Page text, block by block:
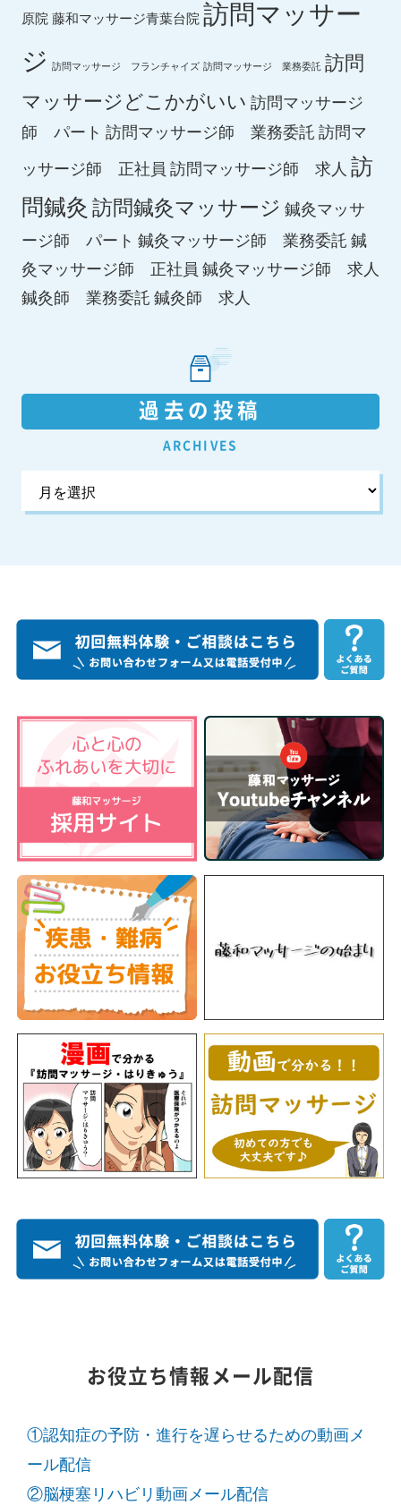
原院 藤和マッサージ青葉台院 訪問マッサー
ジ 訪問マッサージ フランチャイズ 訪問マッサージ 業務委託 訪問
マッサージどこかがいい 訪問マッサージ
師 パート 訪問マッサージ師 業務委託 訪問マ
ッサージ師 正社員 訪問マッサージ師 求人 訪
問鍼灸 訪問鍼灸マッサージ 鍼灸マッサ
ージ師 パート 鍼灸マッサージ師 業務委託 鍼
灸マッサージ師 正社員 鍼灸マッサージ師 求人
鍼灸師 業務委託 鍼灸師 求人
過去の投稿
ARCHIVES
お役立ち情報メール配信
①認知症の予防・進行を遅らせるための動画メ
ール配信
②脳梗塞リハビリ動画メール配信